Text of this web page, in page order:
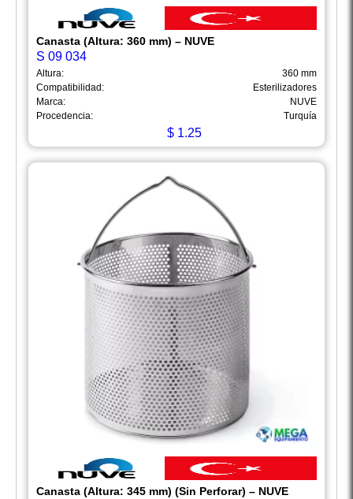
Canasta (Altura: 360 mm) – NUVE
S 09 034
Altura:
360 mm
Compatibilidad:
Esterilizadores
Marca:
NUVE
Procedencia:
Turquía
$ 1.25
Canasta (Altura: 345 mm) (Sin Perforar) – NUVE